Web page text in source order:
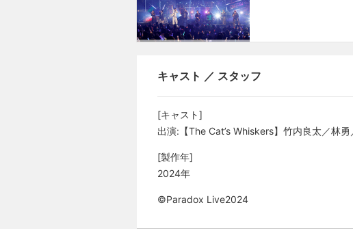
キャスト ／ スタッフ
[キャスト]
出演:【The Cat’s Whiskers】竹内良太／林
[製作年]
2024年
©Paradox Live2024